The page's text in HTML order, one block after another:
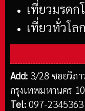
เที่ยวมรดก
เที่ยวทั่วโลก
Add: 3/28 ซอยวิภ
กรุงเทพมหานคร
Tel: 097-2345363